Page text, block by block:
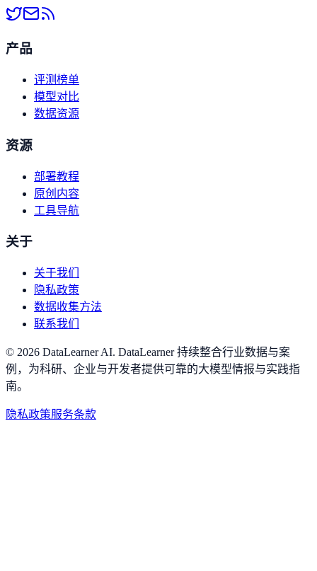
产品
评测榜单
模型对比
数据资源
资源
部署教程
原创内容
工具导航
关于
关于我们
隐私政策
数据收集方法
联系我们
© 2026 DataLearner AI. DataLearner 持续整合行业数据与案
例，为科研、企业与开发者提供可靠的大模型情报与实践指
南。
隐私政策服务条款